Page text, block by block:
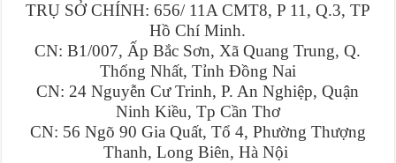
TRỤ SỞ CHÍNH: 656/ 11A CMT8, P 11, Q.3, TP
Hồ Chí Minh.
CN: B1/007, Ấp Bắc Sơn, Xã Quang Trung, Q.
Thống Nhất, Tỉnh Đồng Nai
CN: 24 Nguyễn Cư Trinh, P. An Nghiệp, Quận
Ninh Kiều, Tp Cần Thơ
CN: 56 Ngõ 90 Gia Quất, Tổ 4, Phường Thượng
Thanh, Long Biên, Hà Nội